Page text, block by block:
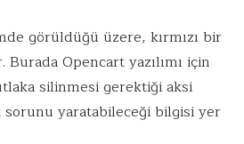
görüldüğü üzere, kırmızı bir
Opencart yazılımı için
silinmesi gerektiği aksi
yaratabileceği bilgisi yer